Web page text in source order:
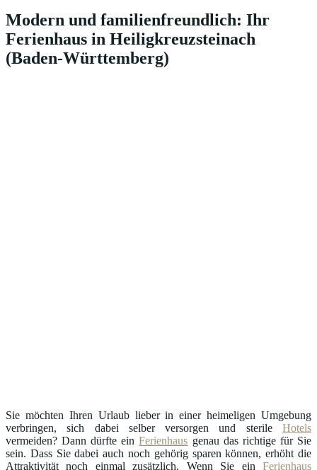
Modern und familienfreundlich: Ihr
Ferienhaus in Heiligkreuzsteinach
(Baden-Württemberg)
Sie möchten Ihren Urlaub lieber in einer heimeligen Umgebung
verbringen, sich dabei selber versorgen und sterile Hotels
vermeiden? Dann dürfte einFerienhaus genau das richtige für Sie
sein. Dass Sie dabei auch noch gehörig sparen können, erhöht die
Attraktivität noch einmal zusätzlich. Wenn Sie ein Ferienhaus